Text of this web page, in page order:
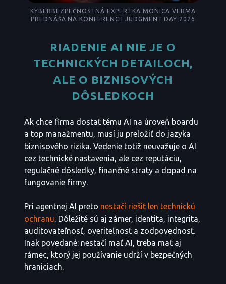
KYBERBEZPEČNOSTNÁ EXPERTKA MONICA VERMA
PREDNÁŠA NA KONFERENCII JUDGMENT DAY 2026
RIADENIE AI NIE JE O
TECHNICKÝCH DETAILOCH,
ALE O BIZNISOVÝCH
DÔSLEDKOCH
Ak chce firma dostať tému AI na úroveň boardu
a top manažmentu, musí ju preložiť do jazyka
biznisového rizika. Vedenie totiž neuvažuje o AI
cez technické nastavenia, ale cez reputáciu,
regulačné dôsledky, finančné straty a dopad na
fungovanie firmy.
Pri agentnej AI preto nestačí riešiť len technickú
ochranu. Dôležité sú aj zámer, identita, integrita,
auditovateľnosť, overiteľnosť a zodpovednosť.
Inak povedané: nestačí mať AI, treba mať aj
rámec, ktorý jej používanie udrží v bezpečných
hraniciach.